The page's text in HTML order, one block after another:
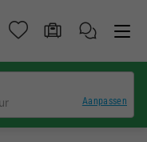
Aanpassen